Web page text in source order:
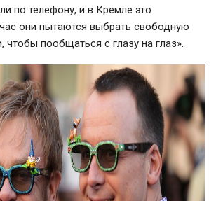
по телефону, и в Кремле это
они пытаются выбрать свободную
чтобы пообщаться с глазу на глаз».